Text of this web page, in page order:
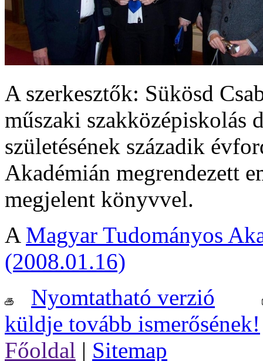
A szerkesztők: Sükösd
műszaki szakközépiskolás
születésének századik
Akadémián megrendezett
megjelent könyvvel.
A Magyar Tudományos
(2008.01.16)
Nyomtatható verzió
küldje tovább ismerősének!
Főoldal | Sitemap